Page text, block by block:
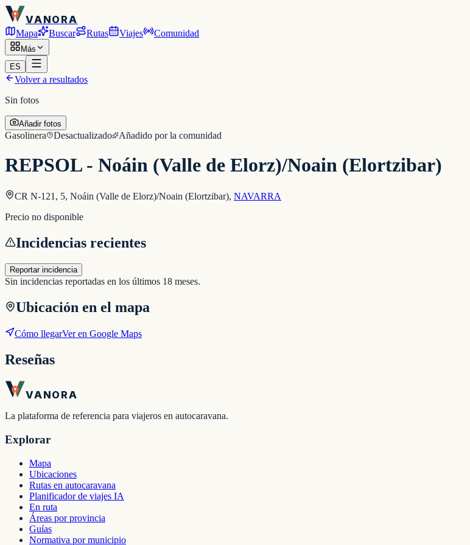
VANORA
Mapa Buscar Rutas Viajes Comunidad
Más
ES
Volver a resultados
Sin fotos
Añadir fotos
Gasolinera Desactualizado Añadido por la comunidad
REPSOL - Noáin (Valle de Elorz)/Noain (Elortzibar)
CR N-121, 5, Noáin (Valle de Elorz)/Noain (Elortzibar), NAVARRA
Precio no disponible
Incidencias recientes
Reportar incidencia
Sin incidencias reportadas en los últimos 18 meses.
Ubicación en el mapa
Cómo llegarVer en Google Maps
Reseñas
VANORA
La plataforma de referencia para viajeros en autocaravana.
Explorar
Mapa
Ubicaciones
Rutas en autocaravana
Planificador de viajes IA
En ruta
Áreas por provincia
Guías
Normativa por municipio